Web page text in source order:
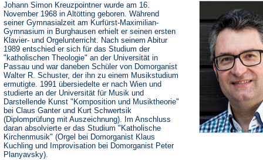
Johann Simon Kreuzpointner wurde am 16.
November 1968 in Altötting geboren. Während
seiner Gymnasialzeit am Kurfürst-Maximilian-
Gymnasium in Burghausen erhielt er seinen ersten
Klavier- und Orgelunterricht. Nach seinem Abitur
1989 entschied er sich für das Studium der
"katholischen Theologie" an der Universität in
Passau und war daneben Schüler von Domorganist
Walter R. Schuster, der ihn zu einem Musikstudium
ermutigte. 1991 übersiedelte er nach Wien und
studierte an der Universität für Musik und
Darstellende Kunst "Komposition und Musiktheorie"
bei Claus Ganter und Kurt Schwertsik
(Diplomprüfung mit Auszeichnung). Im Anschluss
daran absolvierte er das Studium "Katholische
Kirchenmusik" (Orgel bei Domorganist Klaus
Kuchling und Improvisation bei Domorganist Peter
Planyavsky).